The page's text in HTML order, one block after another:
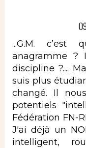
...G.M.
anagramme ?
discipline ?....
suis plus
changé. Il
potentiels
Fédération FN-
J'ai déjà un
intelligent,